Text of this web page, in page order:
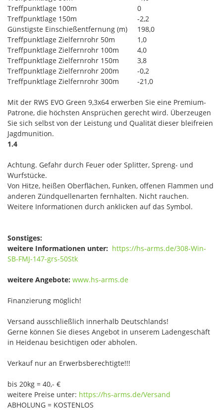
Treffpunktlage 100m
0
Treffpunktlage 150m
-2,2
Günstigste Einschießentfernung (m)
198,0
Treffpunktlage Zielfernrohr 50m
1,0
Treffpunktlage Zielfernrohr 100m
4,0
Treffpunktlage Zielfernrohr 150m
3,8
Treffpunktlage Zielfernrohr 200m
-0,2
Treffpunktlage Zielfernrohr 300m
-21,0
Mit der RWS EVO Green 9,3x64 erwerben Sie eine Premium-
Patrone, die höchsten Ansprüchen gerecht wird. Überzeugen
Sie sich selbst von der Leistung und Qualität dieser bleifreien
Jagdmunition.
1.4
Achtung. Gefahr durch Feuer oder Splitter, Spreng- und
Wurfstücke.
Von Hitze, heißen Oberflächen, Funken, offenen Flammen und
anderen Zündquellenarten fernhalten. Nicht rauchen.
Weitere Informationen durch anklicken auf das Symbol.
Sonstiges:
weitere Informationen unter: https://hs-arms.de/308-Win-
SB-FMJ-147-grs-50Stk
weitere Angebote: www.hs-arms.de
Finanzierung möglich!
Versand ausschließlich innerhalb Deutschlands!
Gerne können Sie dieses Angebot in unserem Ladengeschäft
in Heidenau besichtigen oder abholen.
Verkauf nur an Erwerbsberechtigte!!!
bis 20kg = 40,- €
weitere Preise unter: https://hs-arms.de/Versand
ABHOLUNG = KOSTENLOS